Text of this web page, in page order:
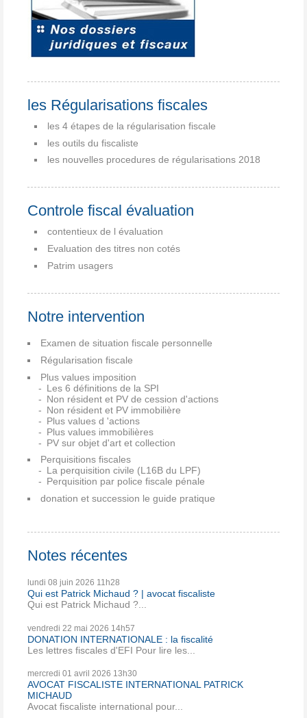
les Régularisations fiscales
les 4 étapes de la régularisation fiscale
les outils du fiscaliste
les nouvelles procedures de régularisations 2018
Controle fiscal évaluation
contentieux de l évaluation
Evaluation des titres non cotés
Patrim usagers
Notre intervention
Examen de situation fiscale personnelle
Régularisation fiscale
Plus values imposition
Les 6 définitions de la SPI
Non résident et PV de cession d'actions
Non résident et PV immobilière
Plus values d 'actions
Plus values immobilières
PV sur objet d'art et collection
Perquisitions fiscales
La perquisition civile (L16B du LPF)
Perquisition par police fiscale pénale
donation et succession le guide pratique
Notes récentes
lundi 08 juin 2026 11h28
Qui est Patrick Michaud ? | avocat fiscaliste
Qui est Patrick Michaud ?...
vendredi 22 mai 2026 14h57
DONATION INTERNATIONALE : la fiscalité
Les lettres fiscales d'EFI Pour lire les...
mercredi 01 avril 2026 13h30
AVOCAT FISCALISTE INTERNATIONAL PATRICK
MICHAUD
Avocat fiscaliste international pour...